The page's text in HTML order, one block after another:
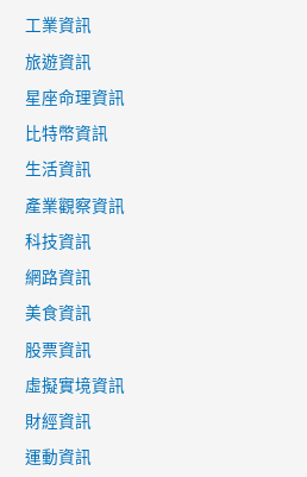
工業資訊
旅遊資訊
星座命理資訊
比特幣資訊
生活資訊
產業觀察資訊
科技資訊
網路資訊
美食資訊
股票資訊
虛擬實境資訊
財經資訊
運動資訊